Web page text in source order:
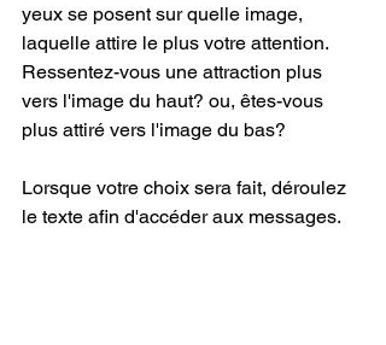
yeux se posent sur quelle image,
laquelle attire le plus votre attention.
Ressentez-vous une attraction plus
vers l'image du haut? ou, êtes-vous
plus attiré vers l'image du bas?
Lorsque votre choix sera fait, déroulez
le texte afin d'accéder aux messages.